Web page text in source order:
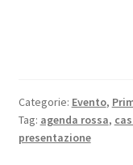
Categorie: Evento,
Tag: agenda rossa,
presentazione